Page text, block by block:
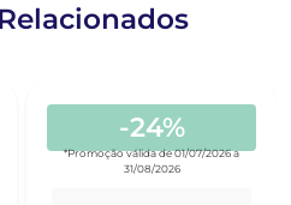
-24%
*Promoção válida de 01/07/2026 a
31/08/2026